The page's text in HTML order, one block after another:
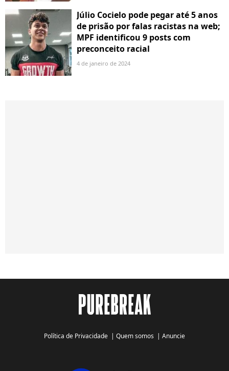
Júlio Cocielo pode pegar até 5 anos
de prisão por falas racistas na web;
MPF identificou 9 posts com
preconceito racial
4 de janeiro de 2024
Política de Privacidade | Quem somos | Anuncie